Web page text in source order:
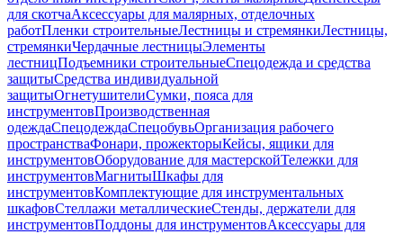
для скотчаАксессуары для малярных, отделочных
работПленки строительныеЛестницы и стремянкиЛестницы,
стремянкиЧердачные лестницыЭлементы
лестницПодъемники строительныеСпецодежда и средства
защитыСредства индивидуальной
защитыОгнетушителиСумки, пояса для
инструментовПроизводственная
одеждаСпецодеждаСпецобувьОрганизация рабочего
пространстваФонари, прожекторыКейсы, ящики для
инструментовОборудование для мастерскойТележки для
инструментовМагнитыШкафы для
инструментовКомплектующие для инструментальных
шкафовСтеллажи металлическиеСтенды, держатели для
инструментовПоддоны для инструментовАксессуары для